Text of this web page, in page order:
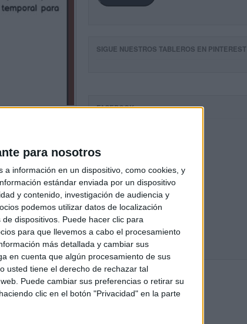
para nosotros
a información en un dispositivo, como cookies, y
estándar enviada por un dispositivo
y contenido, investigación de audiencia y
podemos utilizar datos de localización
dispositivos. Puede hacer clic para
para que llevemos a cabo el procesamiento
más detallada y cambiar sus
en cuenta que algún procesamiento de sus
usted tiene el derecho de rechazar tal
Puede cambiar sus preferencias o retirar su
clic en el botón "Privacidad" en la parte
SIGUE NUESTROS TABLEROS EN PINTEREST
FACEBOOK